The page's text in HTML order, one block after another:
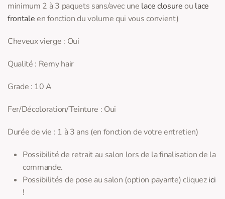
minimum 2 à 3 paquets sans/avec une lace closureou lace
frontaleen fonction du volume qui vous convient)
Cheveux vierge : Oui
Qualité : Remy hair
Grade : 10 A
Fer/Décoloration/Teinture : Oui
Durée de vie : 1 à 3 ans (en fonction de votre entretien)
Possibilité de retrait au salon lors de la finalisation de la
commande.
Possibilités de pose au salon (option payante) cliquezici
!